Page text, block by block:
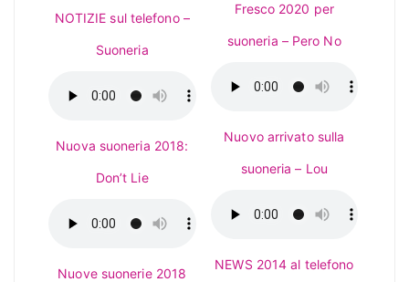
NOTIZIE sul telefono –
Suoneria
Nuova suoneria 2018:
Don’t Lie
Nuove suonerie 2018
Fresco 2020 per
suoneria – Pero No
Nuovo arrivato sulla
suoneria – Lou
NEWS 2014 al telefono